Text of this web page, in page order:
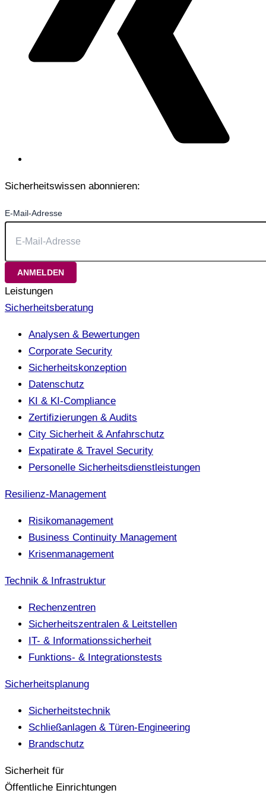
Sicherheitswissen abonnieren:
E-Mail-Adresse
Leistungen
Sicherheitsberatung
Analysen & Bewertungen
Corporate Security
Sicherheitskonzeption
Datenschutz
KI & KI-Compliance
Zertifizierungen & Audits
City Sicherheit & Anfahrschutz
Expatirate & Travel Security
Personelle Sicherheitsdienstleistungen
Resilienz-Management
Risikomanagement
Business Continuity Management
Krisenmanagement
Technik & Infrastruktur
Rechenzentren
Sicherheitszentralen & Leitstellen
IT- & Informationssicherheit
Funktions- & Integrationstests
Sicherheitsplanung
Sicherheitstechnik
Schließanlagen & Türen-Engineering
Brandschutz
Sicherheit für
Öffentliche Einrichtungen